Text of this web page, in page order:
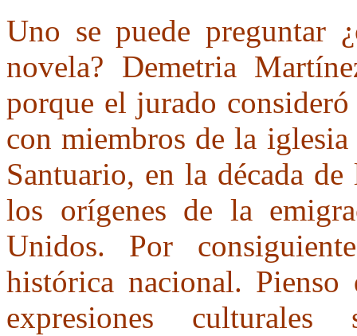
Uno se puede preguntar
novela? Demetria
porque el jurado
con miembros de la
Santuario, en la década
los orígenes de la
Unidos. Por
histórica nacional. Pienso
expresiones culturales